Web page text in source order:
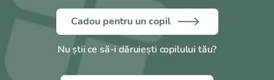
Cadou pentru un copil
Nu știi ce să-i dăruiești copilului tău?